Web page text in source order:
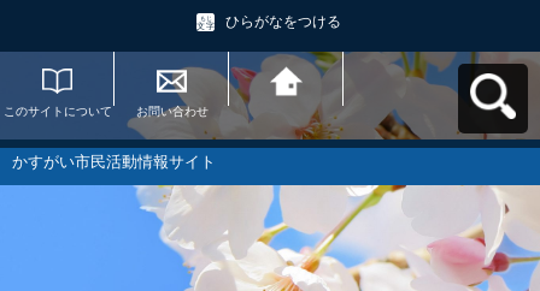
ひらがなをつける
このサイトについて お問い合わせ
かすがい市民活動情
報サイトへ戻る
かすがい市民活動情報サイト